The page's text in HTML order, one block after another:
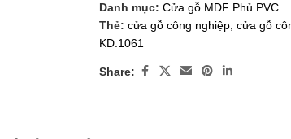
Danh mục: Cửa gỗ MDF Phủ PVC
Thẻ: cửa gỗ công nghiệp cửa gỗ
KD.1061
Share: